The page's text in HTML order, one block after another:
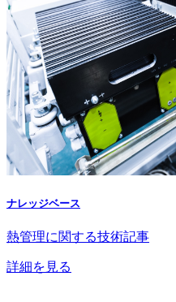
ナレッジベース
熱管理に関する技術記事
詳細を見る